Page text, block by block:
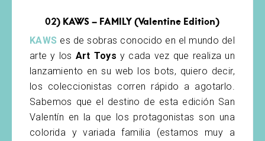
02) KAWS – FAMILY (Valentine Edition)
KAWS es de sobras conocido en el mundo del
arte y los Art Toys y cada vez que realiza un
lanzamiento en su web los bots, quiero decir,
los coleccionistas corren rápido a agotarlo.
Sabemos que el destino de esta edición San
Valentín en la que los protagonistas son una
colorida y variada familia (estamos muy a